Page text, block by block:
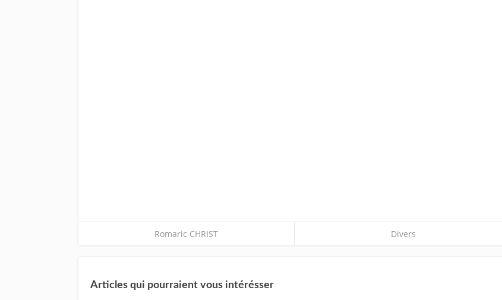
Romaric CHRIST Divers
Articles qui pourraient vous intérésser